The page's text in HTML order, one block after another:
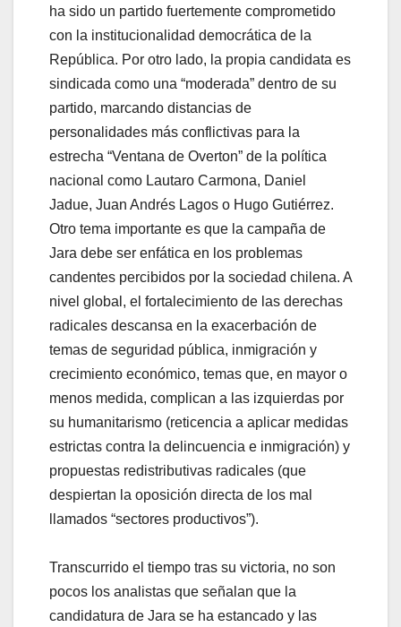
ha sido un partido fuertemente comprometido
con la institucionalidad democrática de la
República. Por otro lado, la propia candidata es
sindicada como una “moderada” dentro de su
partido, marcando distancias de
personalidades más conflictivas para la
estrecha “Ventana de Overton” de la política
nacional como Lautaro Carmona, Daniel
Jadue, Juan Andrés Lagos o Hugo Gutiérrez.
Otro tema importante es que la campaña de
Jara debe ser enfática en los problemas
candentes percibidos por la sociedad chilena. A
nivel global, el fortalecimiento de las derechas
radicales descansa en la exacerbación de
temas de seguridad pública, inmigración y
crecimiento económico, temas que, en mayor o
menos medida, complican a las izquierdas por
su humanitarismo (reticencia a aplicar medidas
estrictas contra la delincuencia e inmigración) y
propuestas redistributivas radicales (que
despiertan la oposición directa de los mal
llamados “sectores productivos”).
Transcurrido el tiempo tras su victoria, no son
pocos los analistas que señalan que la
candidatura de Jara se ha estancado y las